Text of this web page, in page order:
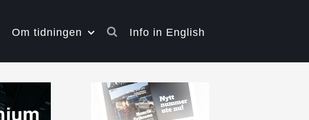
Om tidningen Info in English